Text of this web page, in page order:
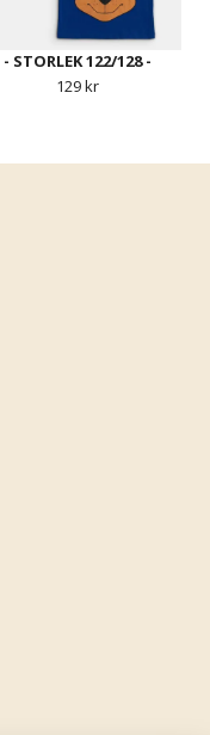
- STORLEK 122/128 -
129 kr